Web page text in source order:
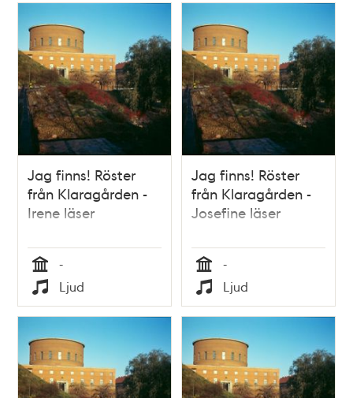
Jag finns! Röster
från Klaragården -
Irene läser
Tid
-
Typ
Ljud
Jag finns! Röster
från Klaragården -
Josefine läser
Tid
-
Typ
Ljud